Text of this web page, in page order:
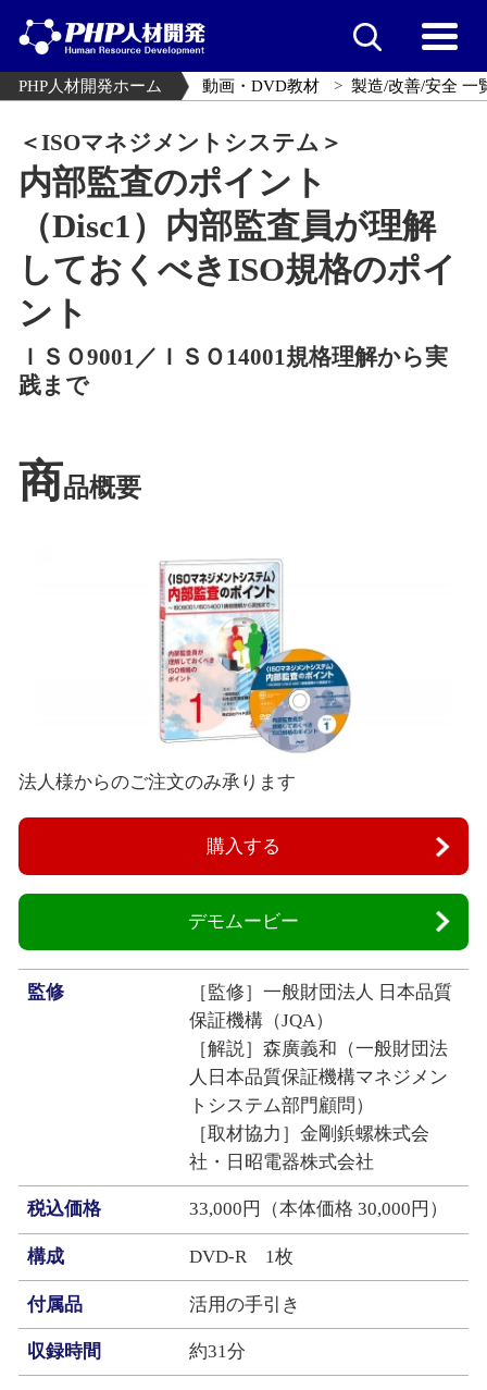
PHP人材開発ホーム 動画・DVD教材 製造/改善/安全 一
＜ISOマネジメントシステム＞
内部監査のポイント
（Disc1）内部監査員が理解
しておくべきISO規格のポイ
ント
ＩＳＯ9001／ＩＳＯ14001規格理解から実
践まで
商品概要
法人様からのご注文のみ承ります
購入する
デモムービー
監修
［監修］一般財団法人 日本品質
保証機構（JQA）
［解説］森廣義和（一般財団法
人日本品質保証機構マネジメン
トシステム部門顧問）
［取材協力］金剛鋲螺株式会
社・日昭電器株式会社
税込価格 33,000円（本体価格 30,000円）
構成 DVD‐R 1枚
付属品 活用の手引き
収録時間 約31分